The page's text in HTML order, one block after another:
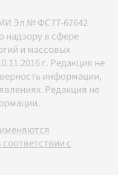
Эл № ФС77-67642
надзору в сфере
и массовых
г. Редакция не
информации,
Редакция не
с